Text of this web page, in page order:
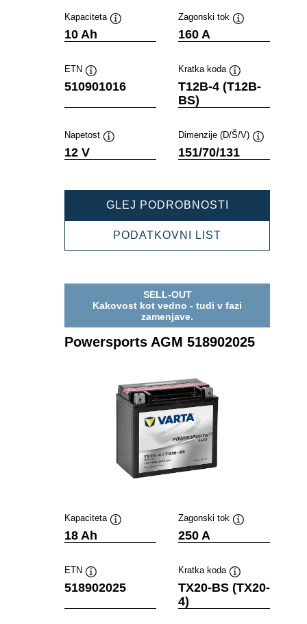
Kapaciteta
10 Ah
Zagonski tok
160 A
ETN
Namig
510901016
Kratka koda
Namig
T12B-4 (T12B-
BS)
Napetost
12 V
Dimenzije (D/Š/V)
151/70/131
GLEJ PODROBNOSTI
PODATKOVNI LIST
SELL-OUT
Kakovost kot vedno - tudi v fazi
zamenjave.
Powersports AGM 518902025
Kapaciteta
18 Ah
Zagonski tok
250 A
ETN
Namig
518902025
Kratka koda
Namig
TX20-BS (TX20-
4)